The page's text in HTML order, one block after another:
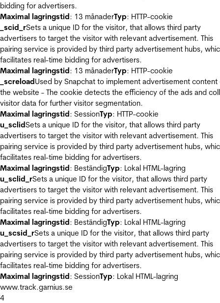
bidding for advertisers.
Maximal lagringstid: 13 månaderTyp: HTTP-cookie
_scid_rSets a unique ID for the visitor, that allows third party
advertisers to target the visitor with relevant advertisement. This
pairing service is provided by third party advertisement hubs,
facilitates real-time bidding for advertisers.
Maximal lagringstid: 13 månaderTyp: HTTP-cookie
_screloadUsed by Snapchat to implement advertisement content
the website - The cookie detects the efficiency of the ads and
visitor data for further visitor segmentation.
Maximal lagringstid: SessionTyp: HTTP-cookie
u_sclidSets a unique ID for the visitor, that allows third party
advertisers to target the visitor with relevant advertisement. This
pairing service is provided by third party advertisement hubs,
facilitates real-time bidding for advertisers.
Maximal lagringstid: BeständigTyp: Lokal HTML-lagring
u_sclid_rSets a unique ID for the visitor, that allows third party
advertisers to target the visitor with relevant advertisement. This
pairing service is provided by third party advertisement hubs,
facilitates real-time bidding for advertisers.
Maximal lagringstid: BeständigTyp: Lokal HTML-lagring
u_scsid_rSets a unique ID for the visitor, that allows third party
advertisers to target the visitor with relevant advertisement. This
pairing service is provided by third party advertisement hubs,
facilitates real-time bidding for advertisers.
Maximal lagringstid: SessionTyp: Lokal HTML-lagring
www.track.garnius.se
4